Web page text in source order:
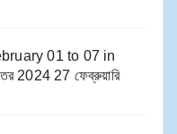
01 to 07​ in
2024 27 ফেব্রুয়ারি